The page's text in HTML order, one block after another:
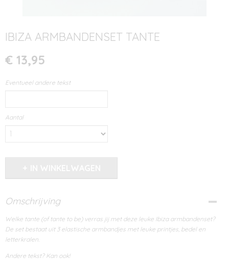
IBIZA ARMBANDENSET TANTE
€ 13,95
Eventueel andere tekst
Aantal
Omschrijving
Welke tante (of tante to be) verras jij met deze leuke Ibiza armbandenset?
De set bestaat uit 3 elastische armbandjes met leuke printjes, bedel en
letterkralen.
Andere tekst? Kan ook!